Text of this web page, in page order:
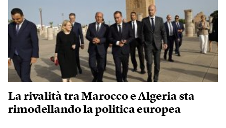
La rivalità tra Marocco e Algeria sta
rimodellando la politica europea